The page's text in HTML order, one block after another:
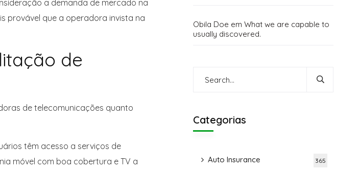
a demanda de mercado na
provável que a operadora invista na
de
de telecomunicações quanto
têm acesso a serviços de
móvel com boa cobertura e TV a
Obila Doe em What we are capable to
usually discovered.
Categorias
Auto Insurance 365